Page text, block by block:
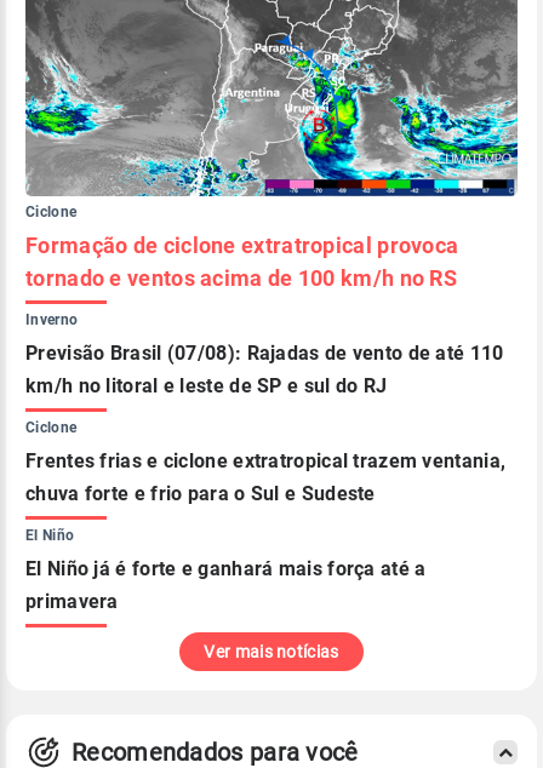
Ciclone
Formação de ciclone extratropical provoca
tornado e ventos acima de 100 km/h no RS
Inverno
Previsão Brasil (07/08): Rajadas de vento de até 110
km/h no litoral e leste de SP e sul do RJ
Ciclone
Frentes frias e ciclone extratropical trazem ventania,
chuva forte e frio para o Sul e Sudeste
El Niño
El Niño já é forte e ganhará mais força até a
primavera
Ver mais notícias
Recomendados para você